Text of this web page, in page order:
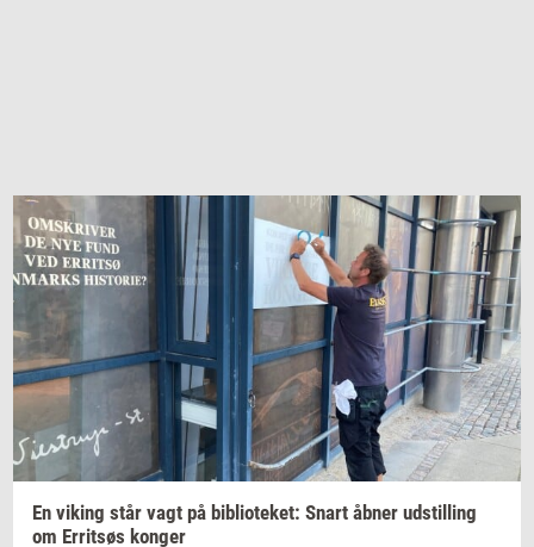
En viking står vagt på bi­bli­o­te­ket: Snart åbner ud­stil­ling
om Er­ritsøs kon­ger